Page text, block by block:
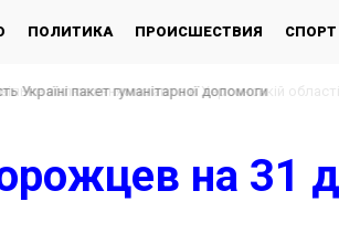
ПОЛИТИКА ПРОИСШЕСТВИЯ СПОРТ
Україні пакет гуманітарної допомоги
на 31